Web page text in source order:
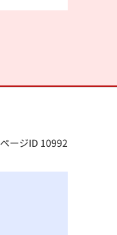
ページID 10992